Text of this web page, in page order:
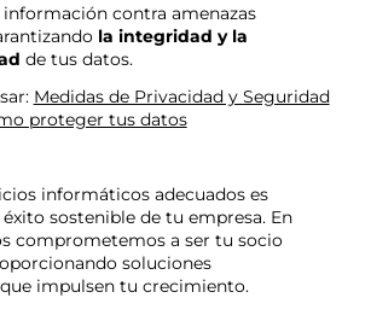
contra amenazas
la integridad y la
de tus datos.
Medidas de Privacidad y Seguridad
proteger tus datos
informáticos adecuados es
sostenible de tu empresa. En
comprometemos a ser tu socio
soluciones
impulsen tu crecimiento.